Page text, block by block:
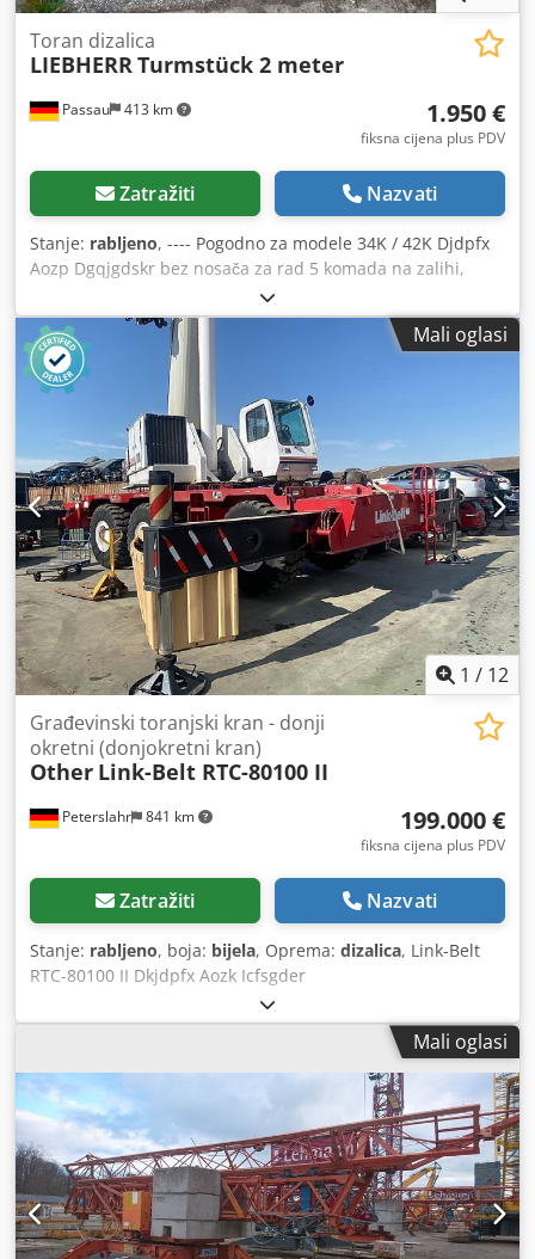
Passau 413 km
Toran dizalica
LIEBHERRTurmstück 2 meter
1.950 €
fiksna cijena plus PDV
Zatražiti Nazvati
Stanje: rabljeno, ---- Pogodno za modele 34K / 42K Djdpfx
Aozp Dgqjgdskr bez nosača za rad 5 komada na zalihi,
cijena po komadu: 1950,00 € Lokacija: Langenzenn
Mali oglasi
1 / 12
Peterslahr 841 km
Građevinski toranjski kran - donji
okretni (donjokretni kran)
Other Link-Belt RTC-80100 II
199.000 €
fiksna cijena plus PDV
Zatražiti Nazvati
Stanje: rabljeno, boja: bijela, Oprema: dizalica, Link-Belt
RTC-80100 II Dkjdpfx Aozk Icfsgder
Mali oglasi